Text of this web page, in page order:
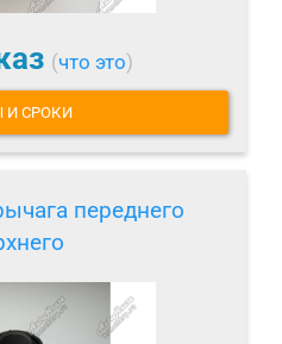
(что это)
И СРОКИ
переднего